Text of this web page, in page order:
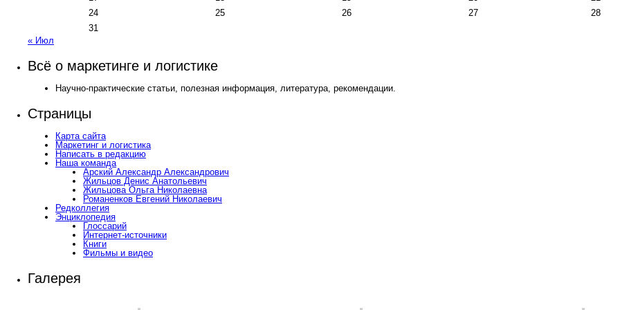
24
25 26 27 28
31
« Июл
Всё о маркетинге и логистике
Научно-практические статьи, полезная информация, литература, рекомендации.
Страницы
Карта сайта
Маркетинг и логистика
Написать в редакцию
Наша команда
Арский Александр Александрович
Жильцов Денис Анатольевич
Жильцова Ольга Николаевна
Романенков Евгений Николаевич
Редколлегия
Энциклопедия
Глоссарий
Интернет-источники
Книги
Фильмы и видео
Галерея